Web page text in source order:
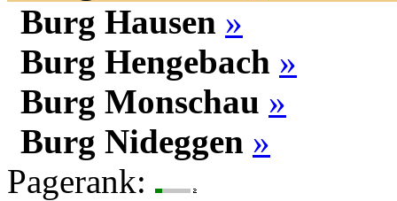
Burg Hausen »
Burg Hengebach »
Burg Monschau »
Burg Nideggen »
Pagerank: